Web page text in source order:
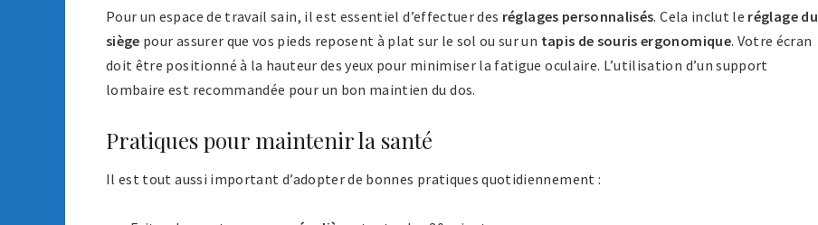
Pour un espace de travail sain, il est essentiel d’effectuer des réglages personnalisés. Cela inclut le réglage du
siège pour assurer que vos pieds reposent à plat sur le sol ou sur un tapis de souris ergonomique. Votre écran
doit être positionné à la hauteur des yeux pour minimiser la fatigue oculaire. L’utilisation d’un support
lombaire est recommandée pour un bon maintien du dos.
Pratiques pour maintenir la santé
Il est tout aussi important d’adopter de bonnes pratiques quotidiennement :